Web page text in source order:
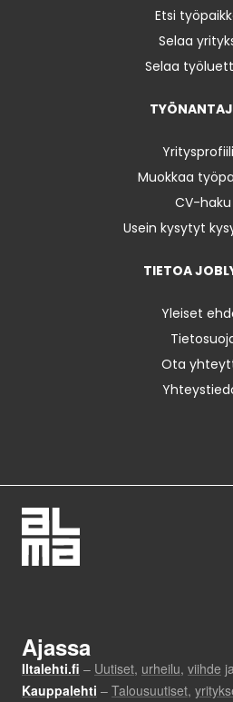
Etsi
Selaa
Selaa
Muokkaa
CV-haku
Usein kysytyt
TIETOA
Yleiset
Ota